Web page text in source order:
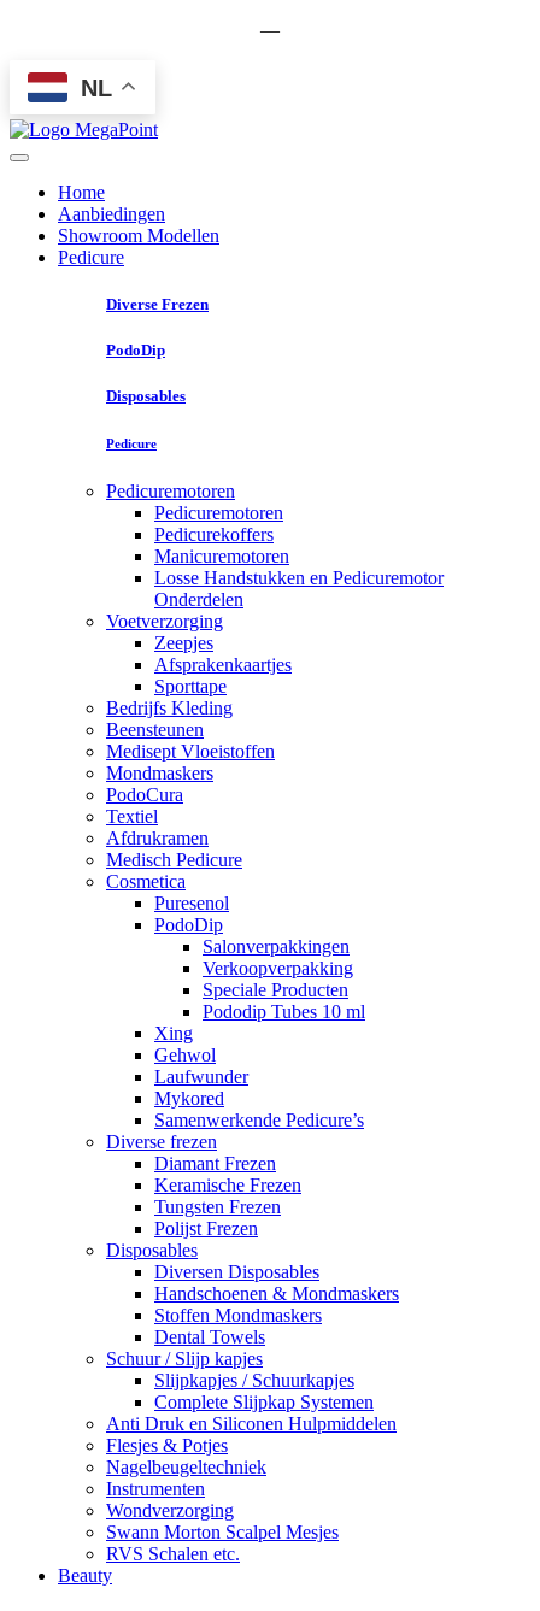
—
NL
Home
Aanbiedingen
Showroom Modellen
Pedicure
Diverse Frezen
PodoDip
Disposables
Pedicure
Pedicuremotoren
Pedicuremotoren
Pedicurekoffers
Manicuremotoren
Losse Handstukken en Pedicuremotor
Onderdelen
Voetverzorging
Zeepjes
Afsprakenkaartjes
Sporttape
Bedrijfs Kleding
Beensteunen
Medisept Vloeistoffen
Mondmaskers
PodoCura
Textiel
Afdrukramen
Medisch Pedicure
Cosmetica
Puresenol
PodoDip
Salonverpakkingen
Verkoopverpakking
Speciale Producten
Pododip Tubes 10 ml
Xing
Gehwol
Laufwunder
Mykored
Samenwerkende Pedicure’s
Diverse frezen
Diamant Frezen
Keramische Frezen
Tungsten Frezen
Polijst Frezen
Disposables
Diversen Disposables
Handschoenen & Mondmaskers
Stoffen Mondmaskers
Dental Towels
Schuur / Slijp kapjes
Slijpkapjes / Schuurkapjes
Complete Slijpkap Systemen
Anti Druk en Siliconen Hulpmiddelen
Flesjes & Potjes
Nagelbeugeltechniek
Instrumenten
Wondverzorging
Swann Morton Scalpel Mesjes
RVS Schalen etc.
Beauty